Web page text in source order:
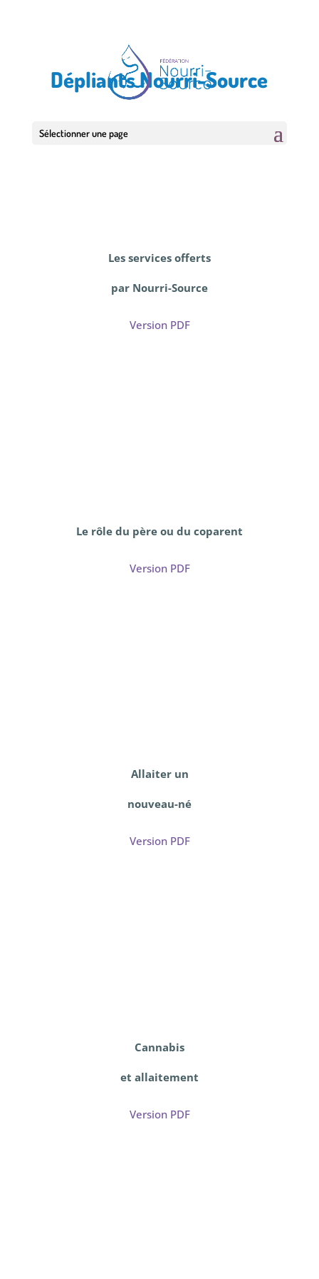
Sélectionner une page
Dépliants Nourri-Source
Les services offerts
par Nourri-Source
Version PDF
Le rôle du père ou du coparent
Version PDF
Allaiter un
nouveau-né
Version PDF
Cannabis
et allaitement
Version PDF